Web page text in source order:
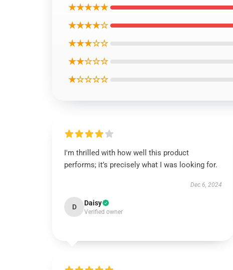
★★★★★
★★★★☆
★★★☆☆
★★☆☆☆
★☆☆☆☆
I'm thrilled with how well this product
performs; it’s precisely what I was looking for.
Dec 6, 2024
D Daisy
Verified owner